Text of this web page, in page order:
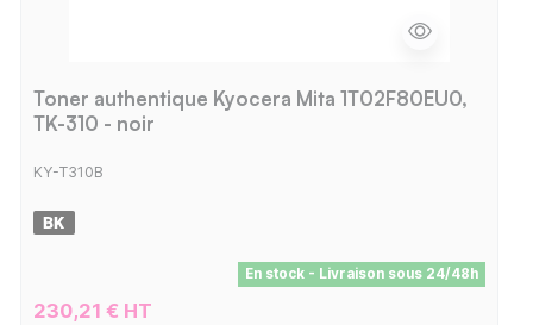
Toner authentique Kyocera Mita 1T02F80EU0,
TK-310 - noir
KY-T310B
En stock - Livraison sous 24/48h
230,21 € HT